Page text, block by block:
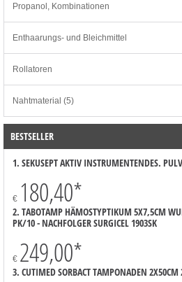
Propanol, Kombinationen
Enthaarungs- und Bleichmittel
Rollatoren
Nahtmaterial (5)
BESTSELLER
1. SEKUSEPT AKTIV INSTRUMENTENDES.
€ 180,40*
2. TABOTAMP HÄMOSTYPTIKUM 5X7,5CM
PK/10 - NACHFOLGER SURGICEL 1903SK
€ 249,00*
3. CUTIMED SORBACT TAMPONADEN